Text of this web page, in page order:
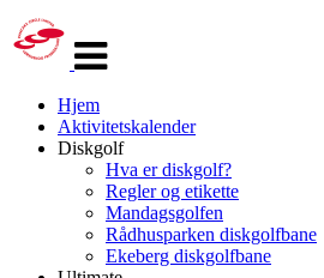
navigasjon
Hjem
Aktivitetskalender
Diskgolf
Hva er diskgolf?
Regler og etikette
Mandagsgolfen
Rådhusparken diskgolfbane
Ekeberg diskgolfbane